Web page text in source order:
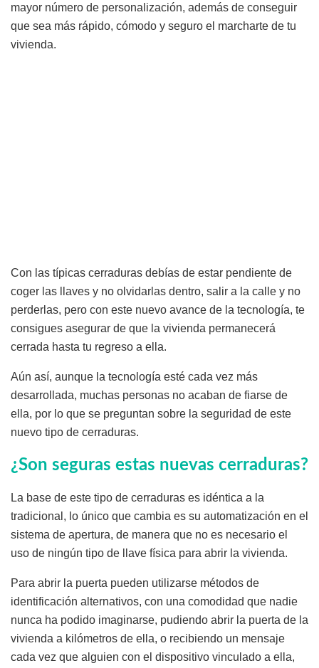
mayor número de personalización, además de conseguir
que sea más rápido, cómodo y seguro el marcharte de tu
vivienda.
Con las típicas cerraduras debías de estar pendiente de
coger las llaves y no olvidarlas dentro, salir a la calle y no
perderlas, pero con este nuevo avance de la tecnología, te
consigues asegurar de que la vivienda permanecerá
cerrada hasta tu regreso a ella.
Aún así, aunque la tecnología esté cada vez más
desarrollada, muchas personas no acaban de fiarse de
ella, por lo que se preguntan sobre la seguridad de este
nuevo tipo de cerraduras.
¿Son seguras estas nuevas cerraduras?
La base de este tipo de cerraduras es idéntica a la
tradicional, lo único que cambia es su automatización en el
sistema de apertura, de manera que no es necesario el
uso de ningún tipo de llave física para abrir la vivienda.
Para abrir la puerta pueden utilizarse métodos de
identificación alternativos, con una comodidad que nadie
nunca ha podido imaginarse, pudiendo abrir la puerta de la
vivienda a kilómetros de ella, o recibiendo un mensaje
cada vez que alguien con el dispositivo vinculado a ella,